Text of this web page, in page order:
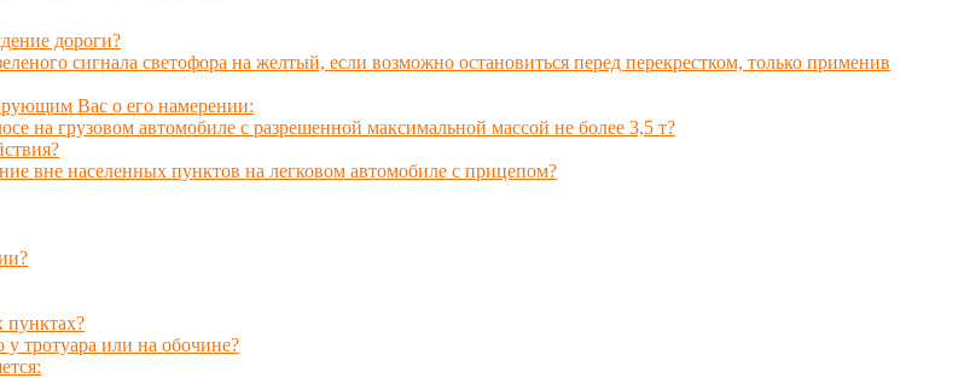
дороги?
сигнала светофора на желтый, если возможно остановиться перед перекрестком, только применив
Вас о его намерении:
на грузовом автомобиле с разрешенной максимальной массой не более 3,5 т?
вне населенных пунктов на легковом автомобиле с прицепом?
пунктах?
тротуара или на обочине?